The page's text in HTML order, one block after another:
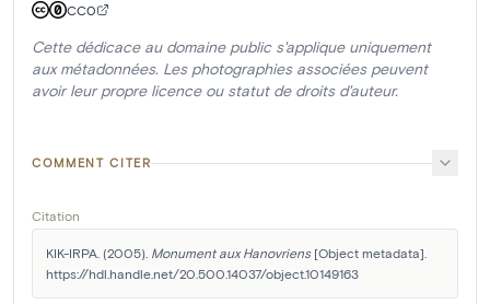
CC0
Cette dédicace au domaine public s'applique uniquement
aux métadonnées. Les photographies associées peuvent
avoir leur propre licence ou statut de droits d'auteur.
COMMENT CITER
Citation
KIK-IRPA. (2005). Monument aux Hanovriens [Object metadata].
https://hdl.handle.net/20.500.14037/object.10149163